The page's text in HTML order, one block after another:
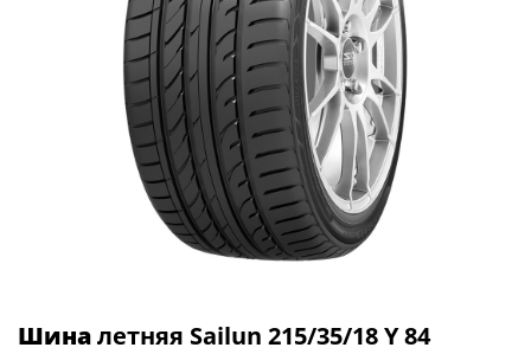
Шиналетняя Sailun 215/35/18 Y 84